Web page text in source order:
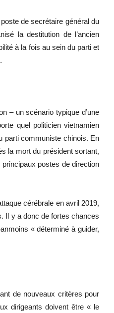
de secrétaire général du
la destitution de l’ancien
à la fois au sein du parti et
– un scénario typique d’une
quel politicien vietnamien
parti communiste chinois. En
la mort du président sortant,
postes de direction
cérébrale en avril 2019,
Il y a donc de fortes chances
« déterminé à guider,
de nouveaux critères pour
dirigeants doivent être « le